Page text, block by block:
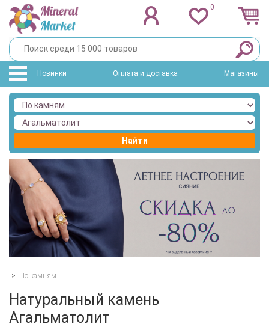
0
Новинки Оплата и доставка Магазины
Найти
> По камням
Натуральный камень
Агальматолит